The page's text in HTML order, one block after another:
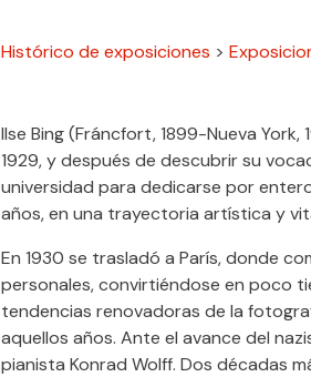
Histórico de exposiciones >
Ilse Bing (Fráncfort, 1899-Nueva
1929, y después de descubrir su
universidad para dedicarse por
años, en una trayectoria artística y
En 1930 se trasladó a París, donde
personales, convirtiéndose en poco
tendencias renovadoras de la
aquellos años. Ante el avance del
pianista Konrad Wolff. Dos décadas